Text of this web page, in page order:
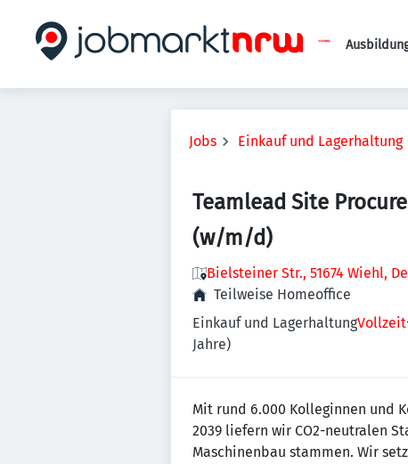
Jobs Einkauf und Lagerhaltung
Teamlead Site
(w/m/d)
Bielsteiner Str., 51674 Wiehl,
Teilweise Homeoffice
Einkauf und LagerhaltungVollzeit
Jahre)
Mit rund 6.000 Kolleginnen und
2039 liefern wir CO2-neutralen
Maschinenbau stammen. Wir